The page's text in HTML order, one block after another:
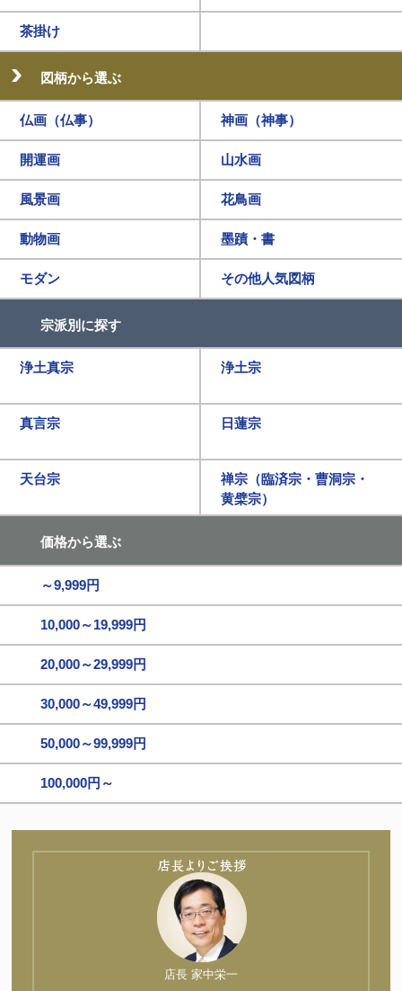
茶掛け
図柄から選ぶ
仏画（仏事） 神画（神事）
開運画 山水画
風景画 花鳥画
動物画 墨蹟・書
モダン その他人気図柄
宗派別に探す
浄土真宗 浄土宗
真言宗 日蓮宗
天台宗
禅宗（臨済宗・曹洞宗・
黄檗宗）
価格から選ぶ
～9,999円
10,000～19,999円
20,000～29,999円
30,000～49,999円
50,000～99,999円
100,000円～
店長 家中栄一